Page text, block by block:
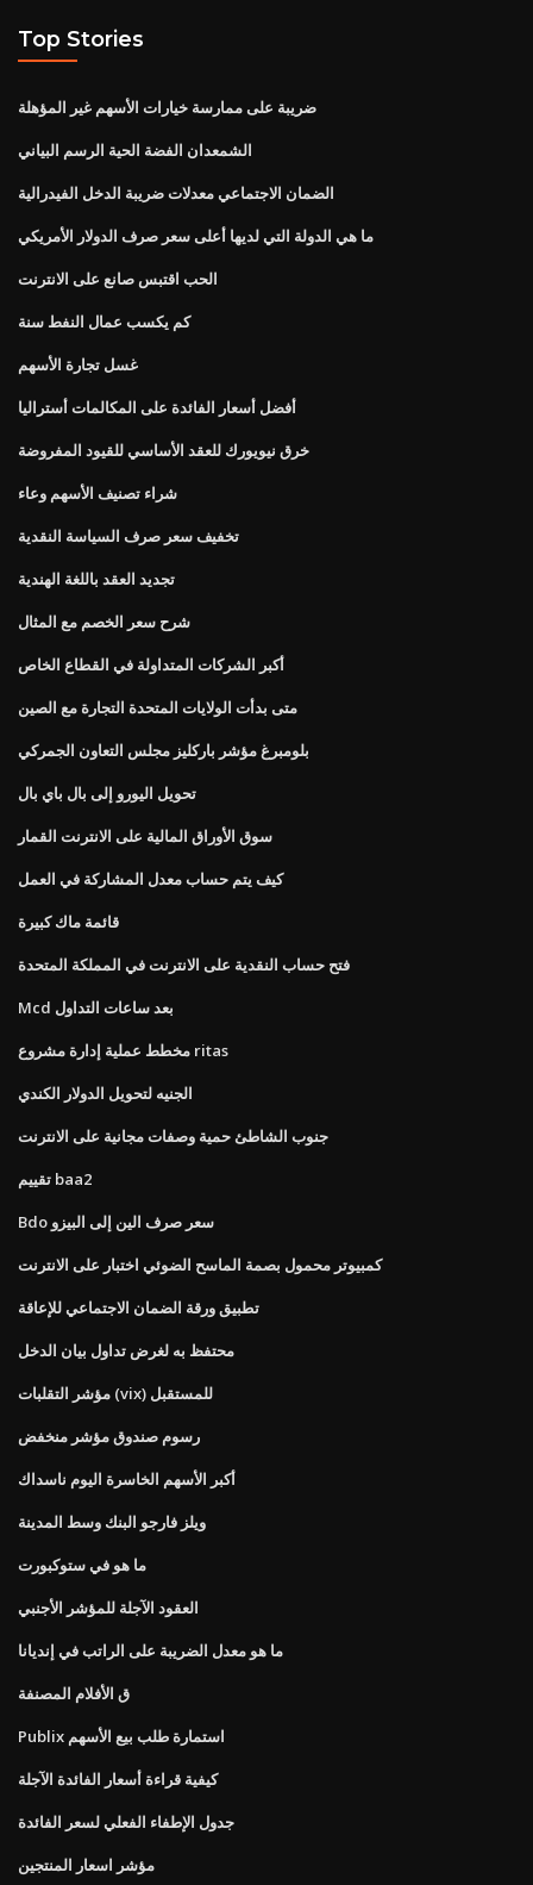
Top Stories
ضريبة على ممارسة خيارات الأسهم غير المؤهلة
الشمعدان الفضة الحية الرسم البياني
الضمان الاجتماعي معدلات ضريبة الدخل الفيدرالية
ما هي الدولة التي لديها أعلى سعر صرف الدولار الأمريكي
الحب اقتبس صانع على الانترنت
كم يكسب عمال النفط سنة
غسل تجارة الأسهم
أفضل أسعار الفائدة على المكالمات أستراليا
خرق نيويورك للعقد الأساسي للقيود المفروضة
شراء تصنيف الأسهم وعاء
تخفيف سعر صرف السياسة النقدية
تجديد العقد باللغة الهندية
شرح سعر الخصم مع المثال
أكبر الشركات المتداولة في القطاع الخاص
متى بدأت الولايات المتحدة التجارة مع الصين
بلومبرغ مؤشر باركليز مجلس التعاون الجمركي
تحويل اليورو إلى بال باي بال
سوق الأوراق المالية على الانترنت القمار
كيف يتم حساب معدل المشاركة في العمل
قائمة ماك كبيرة
فتح حساب النقدية على الانترنت في المملكة المتحدة
Mcd بعد ساعات التداول
مخطط عملية إدارة مشروع ritas
الجنيه لتحويل الدولار الكندي
جنوب الشاطئ حمية وصفات مجانية على الانترنت
تقييم baa2
Bdo سعر صرف الين إلى البيزو
كمبيوتر محمول بصمة الماسح الضوئي اختبار على الانترنت
تطبيق ورقة الضمان الاجتماعي للإعاقة
محتفظ به لغرض تداول بيان الدخل
مؤشر التقلبات (vix) للمستقبل
رسوم صندوق مؤشر منخفض
أكبر الأسهم الخاسرة اليوم ناسداك
ويلز فارجو البنك وسط المدينة
ما هو في ستوكبورت
العقود الآجلة للمؤشر الأجنبي
ما هو معدل الضريبة على الراتب في إنديانا
ق الأفلام المصنفة
Publix استمارة طلب بيع الأسهم
كيفية قراءة أسعار الفائدة الآجلة
جدول الإطفاء الفعلي لسعر الفائدة
مؤشر اسعار المنتجين